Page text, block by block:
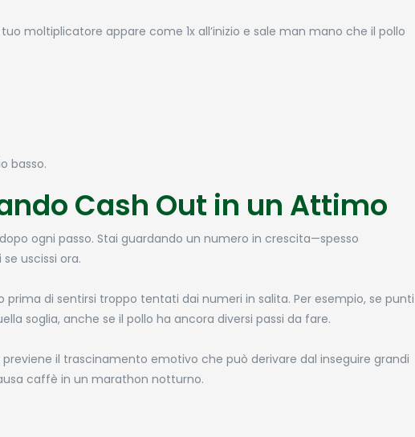
moltiplicatore appare come 1x all’inizio e sale man mano che il pollo
basso.
Cash Out in un Attimo
ogni passo. Stai guardando un numero in crescita—spesso
uscissi ora.
di sentirsi troppo tentati dai numeri in salita. Per esempio, se punti
soglia, anche se il pollo ha ancora diversi passi da fare.
il trascinamento emotivo che può derivare dal inseguire grandi
caffè in un marathon notturno.